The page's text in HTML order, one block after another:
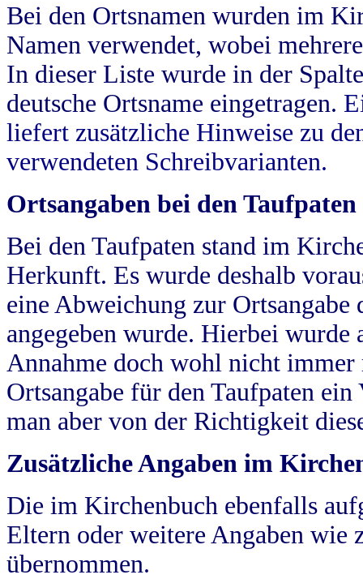
Bei den Ortsnamen wurden im
Namen verwendet, wobei
In dieser Liste wurde in der
deutsche Ortsname eingetragen.
liefert zusätzliche Hinweise zu
verwendeten Schreibvarianten.
Ortsangaben bei den Taufpaten
Bei den Taufpaten stand im
Herkunft. Es wurde deshalb
eine Abweichung zur
angegeben wurde. Hierbei wurde
Annahme doch wohl nicht
Ortsangabe für den Taufpaten
man aber von der Richtigkeit
Zusätzliche Angaben im
Die im Kirchenbuch ebenfalls
Eltern oder weitere Angaben wie
übernommen.